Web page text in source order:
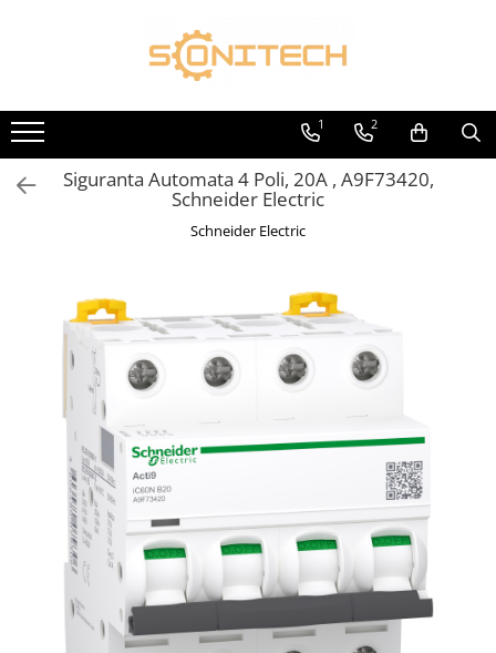
Toate Produsele
FOTOVOLTAICE
Acumulatori
ATS / Comutatoare Transfer
Panouri Fotovoltaice
Rack-uri
Sisteme de montaj
Sisteme de prindere
Sisteme Fotovoltaice Complete cu
Montaj
Busbar Șine Conexiuni
Cabluri și accesorii
Accesorii
Jgheab metalic
1 2
Siguranta Automata 4 Poli, 20A , A9F73420,
Schneider Electric
Schneider Electric